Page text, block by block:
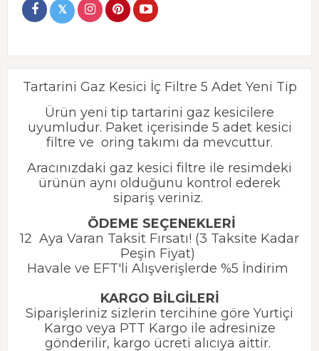
𝕏
Tartarini Gaz Kesici İç Filtre 5 Adet Yeni Tip
Ürün yeni tip tartarini gaz kesicilere
uyumludur. Paket içerisinde 5 adet kesici
filtre ve oring takımı da mevcuttur.
Aracınızdaki gaz kesici filtre ile resimdeki
ürünün aynı olduğunu kontrol ederek
sipariş veriniz.
ÖDEME SEÇENEKLERİ
12 Aya Varan Taksit Fırsatı! (3 Taksite Kadar
Peşin Fiyat)
Havale ve EFT'li Alışverişlerde %5 İndirim
KARGO BİLGİLERİ
Siparişleriniz sizlerin tercihine göre Yurtiçi
Kargo veya PTT Kargo ile adresinize
gönderilir, kargo ücreti alıcıya aittir.